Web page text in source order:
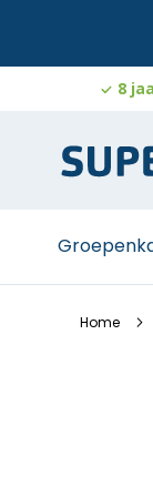
8
naar
de
Home